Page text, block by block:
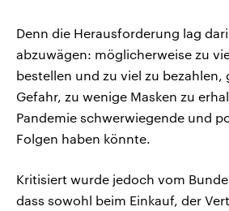
Denn die Herausforderung lag
abzuwägen: möglicherweise zu
bestellen und zu viel zu bezahlen,
Gefahr, zu wenige Masken zu
Pandemie schwerwiegende und
Folgen haben könnte.
Kritisiert wurde jedoch vom
dass sowohl beim Einkauf, der